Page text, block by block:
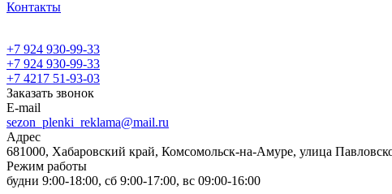
Контакты
+7 924 930-99-33
+7 924 930-99-33
+7 4217 51-93-03
Заказать звонок
E-mail
sezon_plenki_reklama@mail.ru
Адрес
681000, Хабаровский край, Комсомольск-на-Амуре, улица
Режим работы
будни 9:00-18:00, сб 9:00-17:00, вс 09:00-16:00